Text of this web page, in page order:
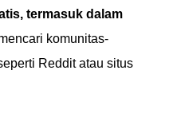
termasuk dalam
komunitas-
Reddit atau situs